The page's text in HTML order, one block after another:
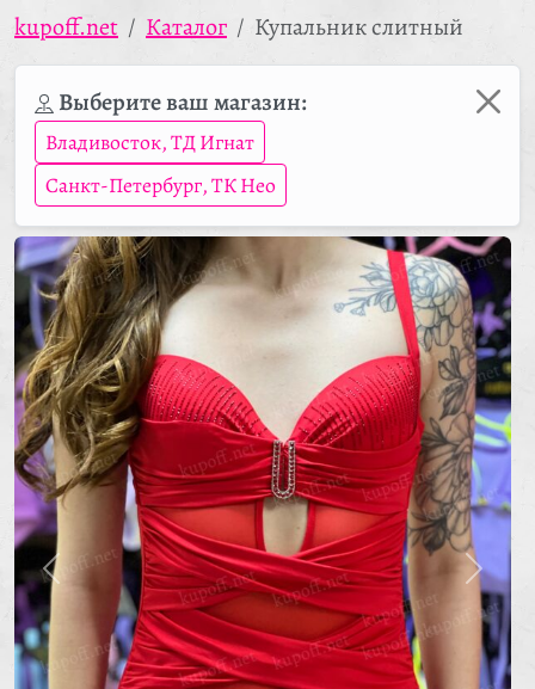
kupoff.net Каталог Купальник слитный
Выберите ваш магазин:
Владивосток, ТД Игнат
Санкт-Петербург, ТК Нео